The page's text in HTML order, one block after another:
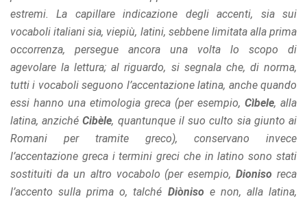
estremi. La capillare indicazione degli accenti, sia sui
vocaboli italiani sia, viepiù, latini, sebbene limitata alla prima
occorrenza, persegue ancora una volta lo scopo di
agevolare la lettura; al riguardo, si segnala che, di norma,
tutti i vocaboli seguono l’accentazione latina, anche quando
essi hanno una etimologia greca (per esempio, Cìbele, alla
latina, anzichéCibèle, quantunque il suo culto sia giunto ai
Romani per tramite greco), conservano invece
l’accentazione greca i termini greci che in latino sono stati
sostituiti da un altro vocabolo (per esempio,Dioniso reca
l’accento sulla prima o, talché Diòniso e non, alla latina,